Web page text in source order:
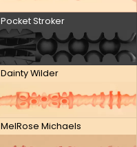
Pocket Stroker
Dainty Wilder
MelRose Michaels